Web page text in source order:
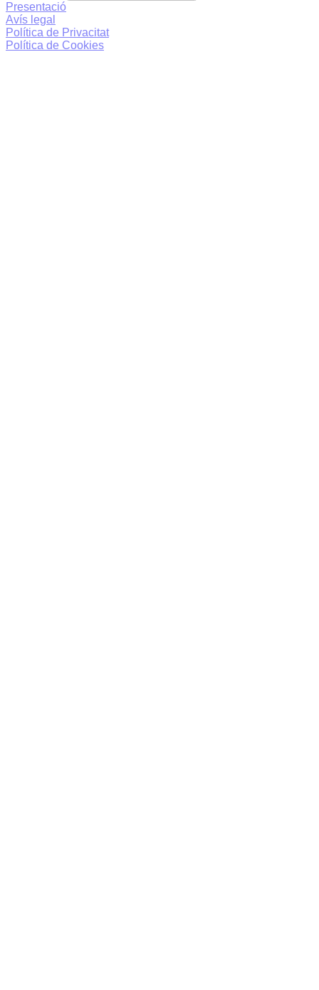
Presentació
Avís legal
Política de Privacitat
Política de Cookies